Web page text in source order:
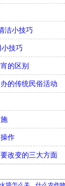
洁小技巧
技巧
的区别
的传统民俗活动
作
改变的三大方面